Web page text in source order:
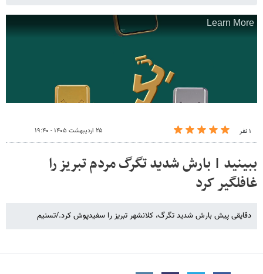
۱ نفر ۲۵ اردیبهشت ۱۴۰۵ - ۱۹:۴۰
ببینید | بارش شدید تگرگ مردم تبریز را
غافلگیر کرد
دقایقی پیش بارش شدید تگرگ، کلانشهر تبریز را سفیدپوش کرد./تسنیم